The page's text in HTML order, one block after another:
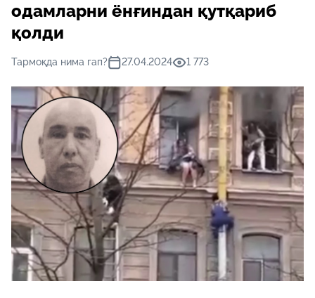
одамларни ёнғиндан қутқариб
қолди
Тармоқда нима гап? 27.04.2024 1 773